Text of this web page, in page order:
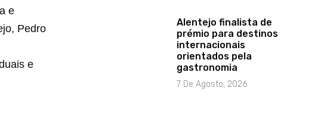
e
Pedro
e
Alentejo finalista de
prémio para destinos
internacionais
orientados pela
gastronomia
7 De Agosto, 2026